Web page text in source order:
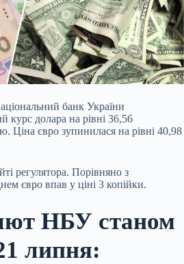
банк України
курс долара на рівні 36,56
Ціна євро зупинилася на рівні 40,98
регулятора. Порівняно з
євро впав у ціні 3 копійки.
НБУ станом
липня: